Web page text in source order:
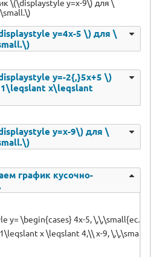
\(\displaystyle y=x-9\) для \
y=4x-5 \) для \
y=-2{,}5x+5 \)
x\leqslant
y=x-9\) для \
график кусочно-
y= \begin{cases} 4x-5,
x \leqslant 4,\\ x-9,